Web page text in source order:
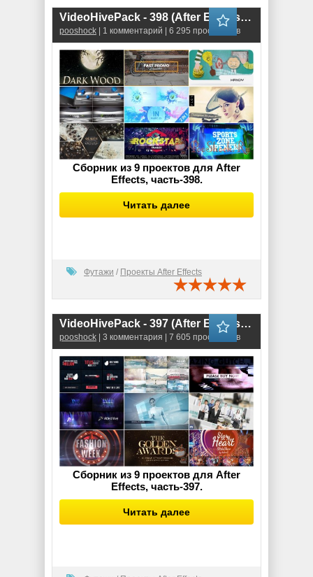
VideoHivePack - 398 (After Effects Projects Pack)
pooshock | 1 комментарий | 6 295 просмотров
Сборник из 9 проектов для After
Effects, часть-398.
Читать далее
Футажи / Проекты After Effects
VideoHivePack - 397 (After Effects Projects Pack)
pooshock | 3 комментария | 7 605 просмотров
Сборник из 9 проектов для After
Effects, часть-397.
Читать далее